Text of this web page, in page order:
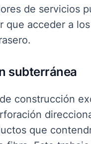
de servicios
que acceder a
subterránea
construcción
que